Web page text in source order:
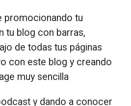
promocionando tu
tu blog con barras,
de todas tus páginas
con este blog y creando
muy sencilla
y dando a conocer